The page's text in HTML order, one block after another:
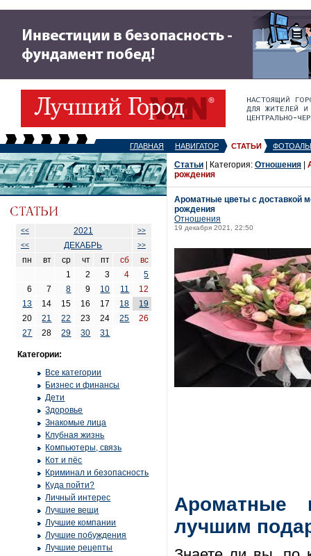
ГЛАВНАЯ НАВИГАТОР СТАТЬИ
<< 2021
>>
<<
ДЕКАБРЬ >>
пн вт ср чт пт сб
вс
1
2 3 4
5
6
7 8 9 10 11
12
13
14 15 16 17 18
19
20
21 22 23 24 25
26
27
28 29 30 31
Категории:
Все категории
Бизнес и финансы
Дети
Здоровье
Знакомые лица
Клубная жизнь
Компьютеры, связь
Кот и пёс
Криминал и безопасность
Куда пойти?
Личный интерес
Лучшие вещи
Лучшие компании
Лучшие побуждения
Лучшие рецепты
Статьи | Категория: Отношения
рождения
Ароматные цветы с доставкой
рождения
Отношения
19 декабря 2021, 22:50
Ароматные
лучшим